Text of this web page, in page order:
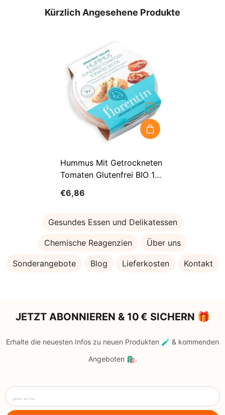
Kürzlich Angesehene Produkte
Hummus Mit Getrockneten
Tomaten Glutenfrei BIO 170
€6,86
Gesundes Essen und Delikatessen
Chemische Reagenzien Über uns
Sonderangebote Blog Lieferkosten Kontakt
JETZT ABONNIEREN & 10 € SICHERN 🎁
Erhalte die neuesten Infos zu neuen Produkten 🧪 & kommenden
Angeboten 🛍️.
geben sie ihre